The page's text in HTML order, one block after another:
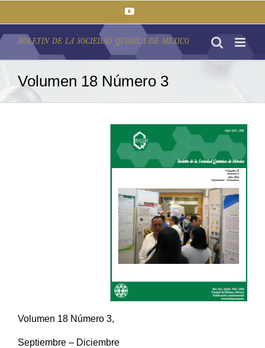
YouTube
Volumen 18 Número 3
Volumen 18 Número 3,
Septiembre – Diciembre